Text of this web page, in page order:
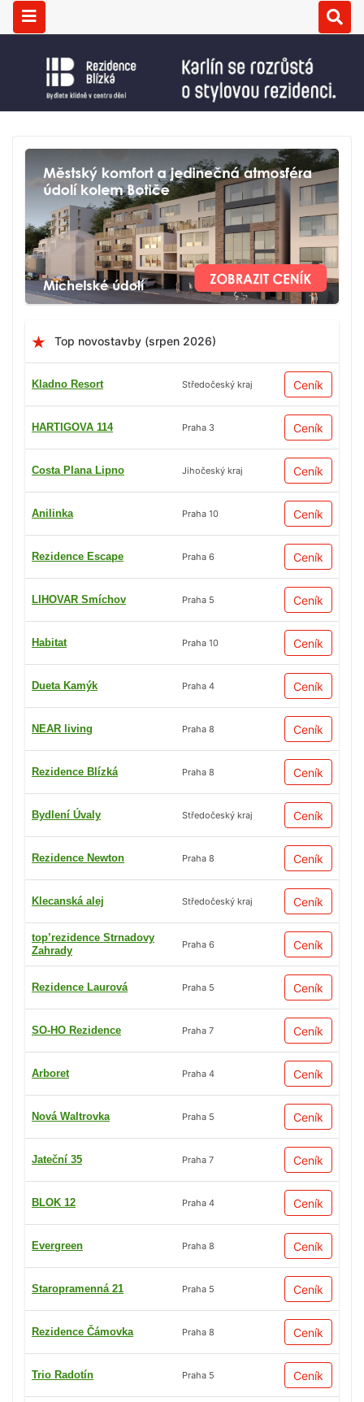
Top novostavby (srpen 2026)
Kladno Resort Středočeský kraj Ceník
HARTIGOVA 114 Praha 3 Ceník
Costa Plana Lipno Jihočeský kraj Ceník
Anilinka Praha 10 Ceník
Rezidence Escape Praha 6 Ceník
LIHOVAR Smíchov Praha 5 Ceník
Habitat Praha 10 Ceník
Dueta Kamýk Praha 4 Ceník
NEAR living Praha 8 Ceník
Rezidence Blízká Praha 8 Ceník
Bydlení Úvaly Středočeský kraj Ceník
Rezidence Newton Praha 8 Ceník
Klecanská alej Středočeský kraj Ceník
top’rezidence Strnadovy
Zahrady
Praha 6 Ceník
Rezidence Laurová Praha 5 Ceník
SO-HO Rezidence Praha 7 Ceník
Arboret Praha 4 Ceník
Nová Waltrovka Praha 5 Ceník
Jateční 35 Praha 7 Ceník
BLOK 12 Praha 4 Ceník
Evergreen Praha 8 Ceník
Staropramenná 21 Praha 5 Ceník
Rezidence Čámovka Praha 8 Ceník
Trio Radotín Praha 5 Ceník